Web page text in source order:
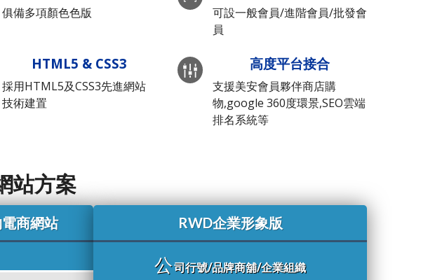
俱備多項顏色色版
HTML5 & CSS3
採用HTML5及CSS3先進網站
技術建置
可設一般會員/進階會員/批發會
員
高度平台接合
支援美安會員夥伴商店購
物,google 360度環景,SEO雲端
排名系統等
站方案
商網站 RWD企業形象版
公司行號/品牌商舖/企業組織